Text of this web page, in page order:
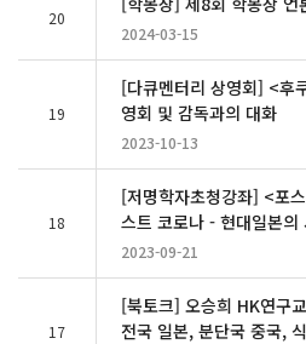
20
2024-03-15
19
[다큐멘터리 상영회] <후
영회 및 감독과의 대화
2023-10-13
18
[저명학자초청강좌] <포
스트 코로나 - 현대일본의
2023-09-21
17
[북토크] 오승희 HK연구
전국 일본, 분단국 중국,